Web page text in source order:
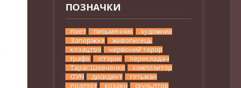
ПОЗНАЧКИ
поет письменник
художник
Запоріжжя
живописець
козацтво
червоний терор
графік
історик
перекладач
Тарас Шевченко
композитор
ОУН
дисидент
гетьман
поліглот
козаки
скульптор